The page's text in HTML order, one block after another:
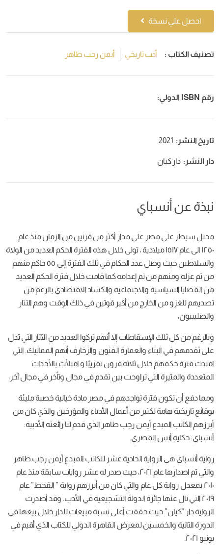
احصل علي نسخة
تصنيف الكتاب : أدب تاريخي أيمن رجب طاهر
رقم ISBN الدولي:
تاريخ النشر: 2021
دار النشر: دار كيان
نبذة عن أنسباي
محتل سيطر على مصر على مدار أكثر من قرنين من الزمان منذ عام
١٢٥٠ الى عام ١٥١٧ ميلادية ، تولى خلال هذه الفترة الحكم العديد من الولاة
والسلاطين حيث وصل عدد الحكام في تلك الفترة إلى ٥٥ حاكم منهم
من تم عزله ومنهم من تم إعدامه كما قامت خلال فترة الحكم العديد
من القضايا السياسية والاجتماعية والكساد الاقتصادي بالرغم من
تصديهم للغزو من الخارج من أكبر قوتين في ذلك الوقت وهم التتار
والصليبيون،
وبالرغم من كل تلك الإسقاطات إلا أنهم تركوا العديد من الآثار التي تدل
على تقدمهم في البناء والعمارة الفنون والزخارف أنهم المماليك. التي
امتدت فترة حكمهم خلال ثلاثة قرون تقريبًا و امتلأت بالأحداث
المتعددة والمثيرة التي تراوحت بين تقدم في مجال وتأخر في مجال آخر،
ومما دفع أن تكون فترة تواجدهم في مصر مادة خيالية خصبة مليئة
بوقائع تاريخية هامة لكثير من أعمال الأدباء والمؤرخين والذي كان من
أبرزهم الكاتب المبدع أيمن رجب طاهر الذي قدم لنا رائعته الأدبية:
أنسباي: حكاية أنس المصري.
رواية أنسباي هي الرواية الحادية عشر للكاتب المبدع أيمن رجب طاهر
والتي تم اصدارها عام ٢٠٢١، حيث صدر له عشر روايات سابقة منذ عام
٢٠١٠ بمعدل رواية كل عام والتي كان من أبرزهم رواية ” القحط” عام
٢٠١٩ التي نال عنها جائزة الدولة التشجيعية في الأدب. وقد أصدرت
الرواية دار “كيان” حيث حققت أعلى نسبة مبيعات للدار خلال بيعها في
الدورة الثانية والخمسين لمعرض القاهرة الدولي للكتاب الذي أقيم في
يونيو ٢٠٢١.